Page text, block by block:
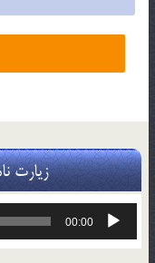
زیارت
پخش‌کننده
00:00